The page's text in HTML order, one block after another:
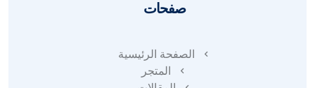
صفحات
الصفحة الرئيسية
المتجر